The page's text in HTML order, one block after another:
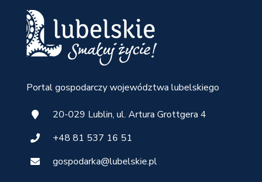
Portal gospodarczy województwa lubelskiego
20-029 Lublin, ul. Artura Grottgera 4
+48 81 537 16 51
gospodarka@lubelskie.pl